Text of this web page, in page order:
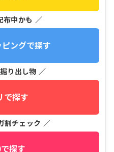
布中かも ／
ングで探す
り出し物 ／
で探す
割チェック ／
探す